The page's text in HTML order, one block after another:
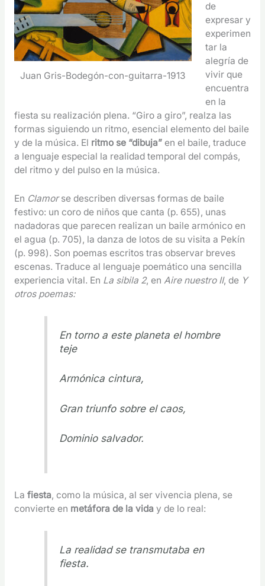
Juan Gris-Bodegón-con-guitarra-1913
de
expresar y
experimen
tar la
alegría de
vivir que
encuentra
en la
fiesta su realización plena. “Giro a giro”, realza las
formas siguiendo un ritmo, esencial elemento del baile
y de la música. El ritmo se “dibuja”en el baile, traduce
a lenguaje especial la realidad temporal del compás,
del ritmo y del pulso en la música.
En Clamorse describen diversas formas de baile
festivo: un coro de niños que canta (p. 655), unas
nadadoras que parecen realizan un baile armónico en
el agua (p. 705), la danza de lotos de su visita a Pekín
(p. 998). Son poemas escritos tras observar breves
escenas. Traduce al lenguaje poemático una sencilla
experiencia vital. En La sibila 2, en Aire nuestro II, de Y
otros poemas:
En torno a este planeta el hombre
teje
Armónica cintura,
Gran triunfo sobre el caos,
Dominio salvador.
La fiesta, como la música, al ser vivencia plena, se
convierte en metáfora de la vida y de lo real:
La realidad se transmutaba en
fiesta.